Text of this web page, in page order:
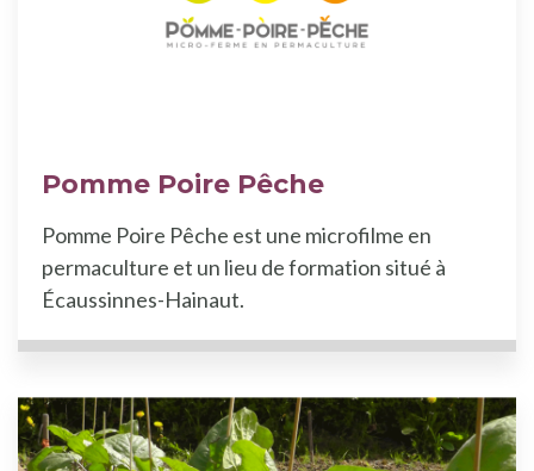
Pomme Poire Pêche
Pomme Poire Pêche est une microfilme en
permaculture et un lieu de formation situé à
Écaussinnes-Hainaut.